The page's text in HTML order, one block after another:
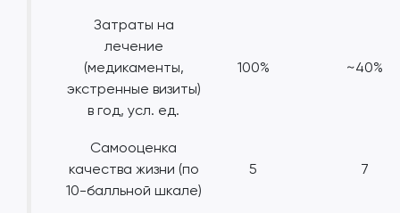
Затраты на
лечение
(медикаменты,
экстренные визиты)
в год, усл. ед.
100% ~40%
Самооценка
качества жизни (по
10-балльной шкале)
5 7